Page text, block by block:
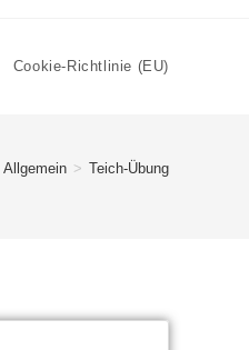
Cookie-Richtlinie (EU)
Allgemein > Teich-Übung